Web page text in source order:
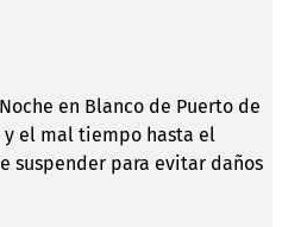
en Blanco de Puerto de
y el mal tiempo hasta el
suspender para evitar daños